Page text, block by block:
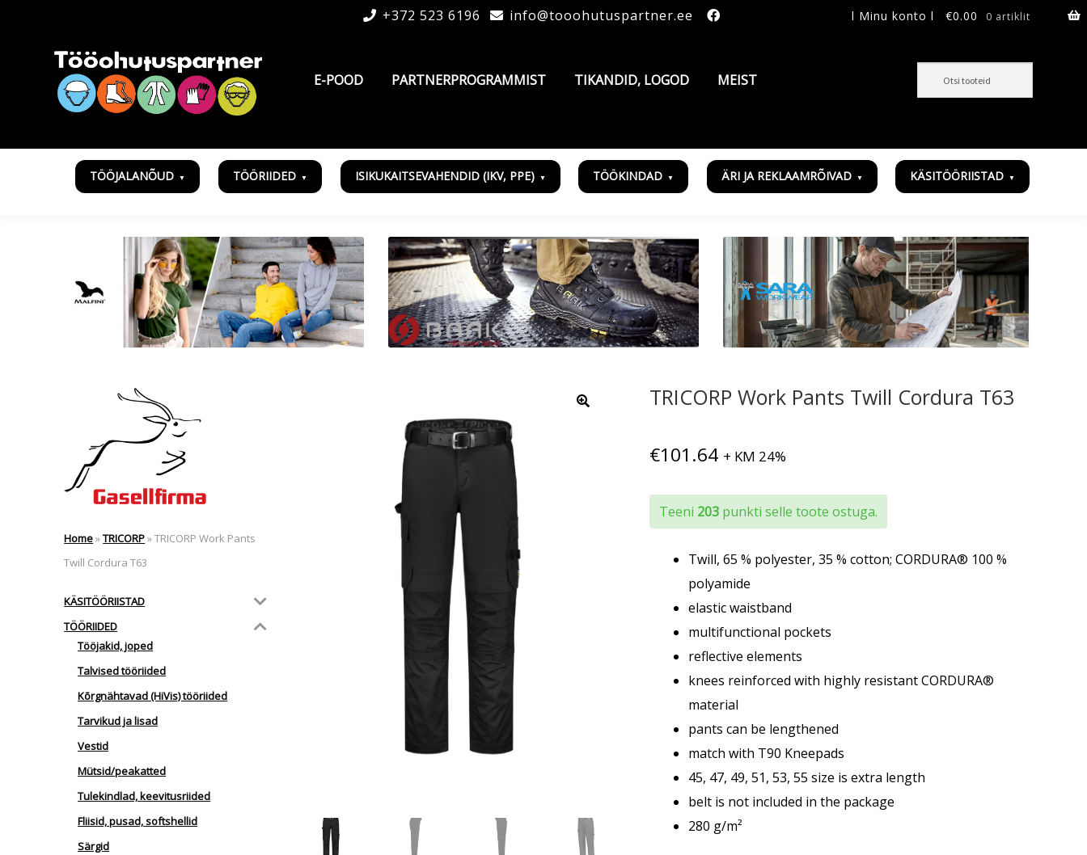
€0.00 0 artiklit
+372 523 6196 info@tooohutuspartner.ee l Minu konto l
E-POOD PARTNERPROGRAMMIST TIKANDID, LOGOD MEIST
TÖÖJALANÕUD TÖÖRIIDED ISIKUKAITSEVAHENDID (IKV, PPE) TÖÖKINDAD ÄRI JA REKLAAMRÕIVAD KÄSITÖÖRIISTAD
TRICORP Work Pants Twill Cordura T63
€101.64 + KM 24%
Teeni 203 punkti selle toote ostuga.
Twill, 65 % polyester, 35 % cotton; CORDURA® 100 %
polyamide
elastic waistband
multifunctional pockets
reflective elements
knees reinforced with highly resistant CORDURA®
material
pants can be lengthened
match with T90 Kneepads
45, 47, 49, 51, 53, 55 size is extra length
belt is not included in the package
280 g/m²
Home»TRICORP»TRICORP Work Pants
Twill Cordura T63
KÄSITÖÖRIISTAD
TÖÖRIIDED
Tööjakid, joped
Talvised tööriided
Kõrgnähtavad (HiVis) tööriided
Tarvikud ja lisad
Vestid
Mütsid/peakatted
Tulekindlad, keevitusriided
Fliisid, pusad, softshellid
Särgid